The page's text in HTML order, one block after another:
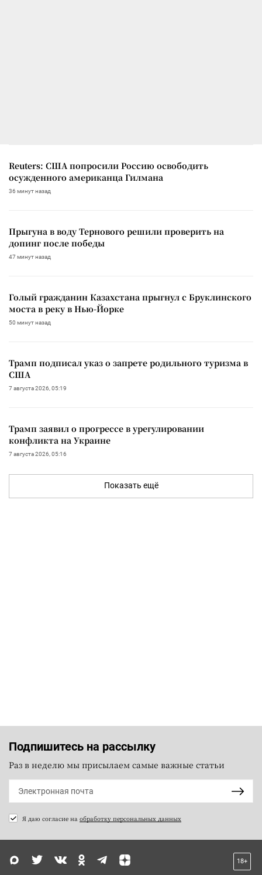
Reuters: США попросили Россию освободить
осужденного американца Гилмана
36 минут назад
Прыгуна в воду Тернового решили проверить на
допинг после победы
47 минут назад
Голый гражданин Казахстана прыгнул с Бруклинского
моста в реку в Нью-Йорке
50 минут назад
Трамп подписал указ о запрете родильного туризма в
США
7 августа 2026, 05:19
Трамп заявил о прогрессе в урегулировании
конфликта на Украине
7 августа 2026, 05:16
Показать ещё
Подпишитесь на рассылку
Раз в неделю мы присылаем самые важные статьи
Я даю согласие на обработку персональных данных
18+